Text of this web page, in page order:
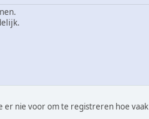
nie voor om te registreren hoe